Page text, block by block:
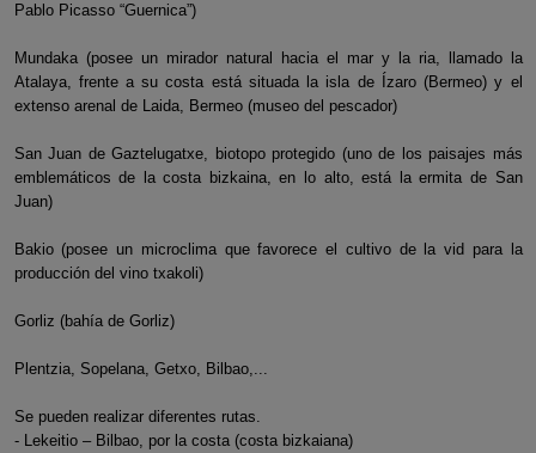
Pablo Picasso “Guernica”)
Mundaka (posee un mirador natural hacia el mar y la ria, llamado la
Atalaya, frente a su costa está situada la isla de Ízaro (Bermeo) y el
extenso arenal de Laida, Bermeo (museo del pescador)
San Juan de Gaztelugatxe, biotopo protegido (uno de los paisajes más
emblemáticos de la costa bizkaina, en lo alto, está la ermita de San
Juan)
Bakio (posee un microclima que favorece el cultivo de la vid para la
producción del vino txakoli)
Gorliz (bahía de Gorliz)
Plentzia, Sopelana, Getxo, Bilbao,...
Se pueden realizar diferentes rutas.
- Lekeitio – Bilbao, por la costa (costa bizkaiana)